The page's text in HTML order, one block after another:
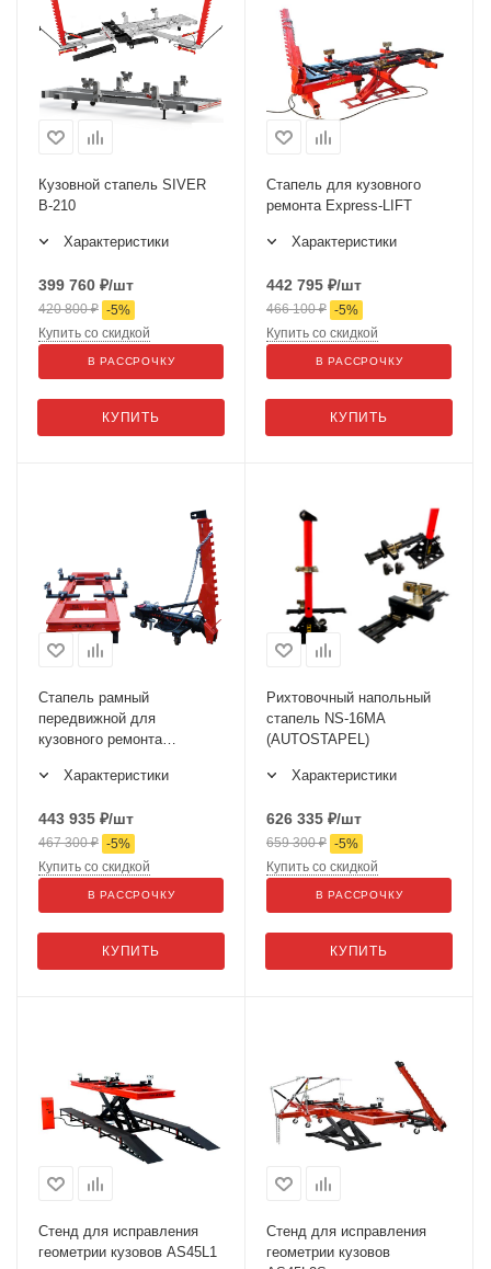
Кузовной стапель SIVER
B-210
Характеристики
399 760 ₽/шт
420 800₽ -5%
КУПИТЬ
Купить со скидкой
В РАССРОЧКУ
Стапель для кузовного
ремонта Express-LIFT
Характеристики
442 795 ₽/шт
466 100₽ -5%
КУПИТЬ
Купить со скидкой
В РАССРОЧКУ
Стапель рамный
передвижной для
кузовного ремонта
Характеристики
443 935 ₽/шт
467 300₽ -5%
КУПИТЬ
Купить со скидкой
В РАССРОЧКУ
Рихтовочный напольный
стапель NS-16MA
(AUTOSTAPEL)
Характеристики
626 335 ₽/шт
659 300₽ -5%
КУПИТЬ
Купить со скидкой
В РАССРОЧКУ
Стенд для исправления
геометрии кузовов AS45L1
Стенд для исправления
геометрии кузовов